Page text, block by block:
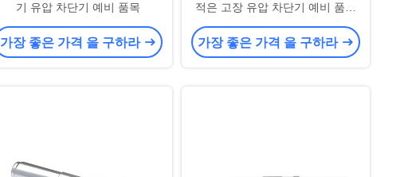
기 유압 차단기 예비 품목
가장 좋은 가격 을 구하라
적은 고장 유압 차단기 예비 품목
을 착용하십시오
가장 좋은 가격 을 구하라